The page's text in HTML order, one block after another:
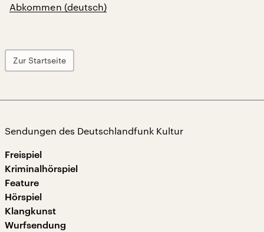
Abkommen (deutsch)
Zur Startseite
Sendungen des Deutschlandfunk Kultur
Freispiel
Kriminalhörspiel
Feature
Hörspiel
Klangkunst
Wurfsendung